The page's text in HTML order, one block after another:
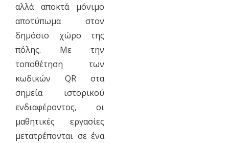
αλλά αποκτά μόνιμο
αποτύπωμα στον
δημόσιο χώρο της
πόλης. Με την
τοποθέτηση των
κωδικών QR στα
σημεία ιστορικού
ενδιαφέροντος, οι
μαθητικές εργασίες
μετατρέπονται σε ένα